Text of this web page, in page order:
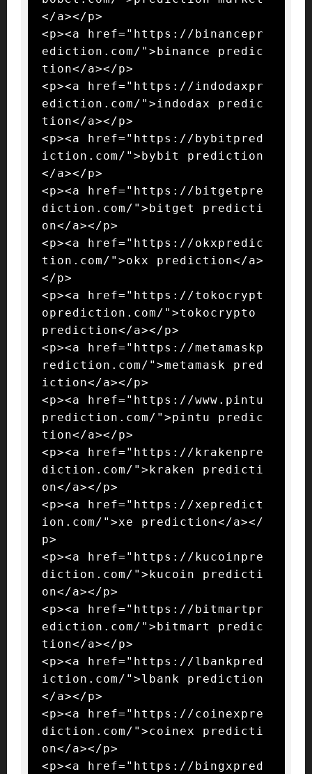
</a></p>
<p><a href="https://binancepr
ediction.com/">binance predic
tion</a></p>
<p><a href="https://indodaxpr
ediction.com/">indodax predic
tion</a></p>
<p><a href="https://bybitpred
iction.com/">bybit prediction
</a></p>
<p><a href="https://bitgetpre
diction.com/">bitget predicti
on</a></p>
<p><a href="https://okxpredic
tion.com/">okx prediction</a>
</p>
<p><a href="https://tokocrypt
oprediction.com/">tokocrypto
prediction</a></p>
<p><a href="https://metamaskp
rediction.com/">metamask pred
iction</a></p>
<p><a href="https://www.pintu
prediction.com/">pintu predic
tion</a></p>
<p><a href="https://krakenpre
diction.com/">kraken predicti
on</a></p>
<p><a href="https://xepredict
ion.com/">xe prediction</a></
p>
<p><a href="https://kucoinpre
diction.com/">kucoin predicti
on</a></p>
<p><a href="https://bitmartpr
ediction.com/">bitmart predic
tion</a></p>
<p><a href="https://lbankpred
iction.com/">lbank prediction
</a></p>
<p><a href="https://coinexpre
diction.com/">coinex predicti
on</a></p>
<p><a href="https://bingxpred